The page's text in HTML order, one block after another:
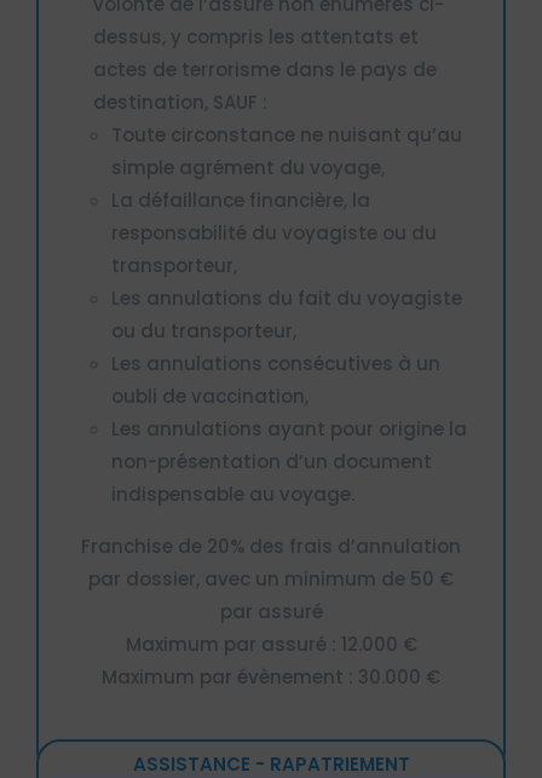
dessus, y compris les attentats et
actes de terrorisme dans le pays de
destination, SAUF :
Toute circonstance ne nuisant qu’au
simple agrément du voyage,
La défaillance financière, la
responsabilité du voyagiste ou du
transporteur,
Les annulations du fait du voyagiste
ou du transporteur,
Les annulations consécutives à un
oubli de vaccination,
Les annulations ayant pour origine la
non-présentation d’un document
indispensable au voyage.
Franchise de 20% des frais d’annulation
par dossier, avec un minimum de 50 €
par assuré
Maximum par assuré : 12.000 €
Maximum par évènement : 30.000 €
ASSISTANCE - RAPATRIEMENT